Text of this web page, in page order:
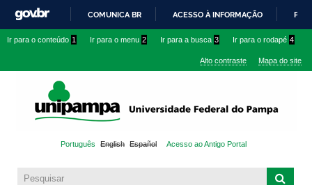
conteúdo
IR
O
COMUNICA BR ACESSO À INFORMAÇÃO
Ir para o conteúdo 1 Ir para o menu 2 Ir para a busca 3 Ir para o rodapé 4
Alto contraste Mapa do site
Português English Español Acesso ao Antigo Portal